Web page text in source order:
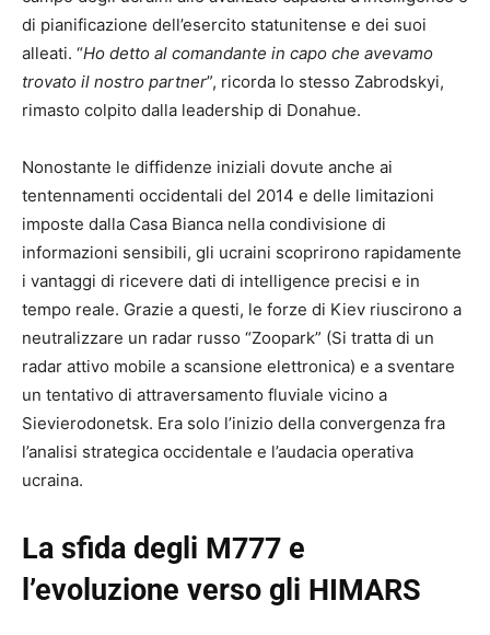
di pianificazione dell’esercito statunitense e dei suoi
alleati. “Ho detto al comandante in capo che avevamo
trovato il nostro partner”, ricorda lo stesso Zabrodskyi,
rimasto colpito dalla leadership di Donahue.
Nonostante le diffidenze iniziali dovute anche ai
tentennamenti occidentali del 2014 e delle limitazioni
imposte dalla Casa Bianca nella condivisione di
informazioni sensibili, gli ucraini scoprirono rapidamente
i vantaggi di ricevere dati di intelligence precisi e in
tempo reale. Grazie a questi, le forze di Kiev riuscirono a
neutralizzare un radar russo “Zoopark” (Si tratta di un
radar attivo mobile a scansione elettronica) e a sventare
un tentativo di attraversamento fluviale vicino a
Sievierodonetsk. Era solo l’inizio della convergenza fra
l’analisi strategica occidentale e l’audacia operativa
ucraina.
La sfida degli M777 e
l’evoluzione verso gli HIMARS